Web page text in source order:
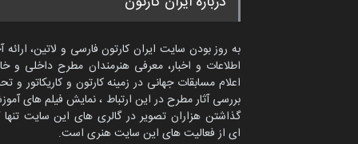
به روز بودن سایت ایران کارتون فارسی و لاتین، ارائه
اطلاعات و اخبار، معرفی هنرمندان مطرح داخلی و
اعلام مسابقات جهانی در زمینه کارتون و کاریکاتور و
بررسی آثار مطرح در این ارتباط ، نمایش فیلم های
گذاشتن هزاران تصویر در گالری های این سایت
ای از فعالیت های این سایت هنری است.